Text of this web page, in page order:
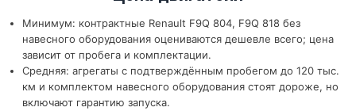
Минимум: контрактные Renault F9Q 804, F9Q 818 без
навесного оборудования оцениваются дешевле всего; цена
зависит от пробега и комплектации.
Средняя: агрегаты с подтверждённым пробегом до 120 тыс.
км и комплектом навесного оборудования стоят дороже, но
включают гарантию запуска.